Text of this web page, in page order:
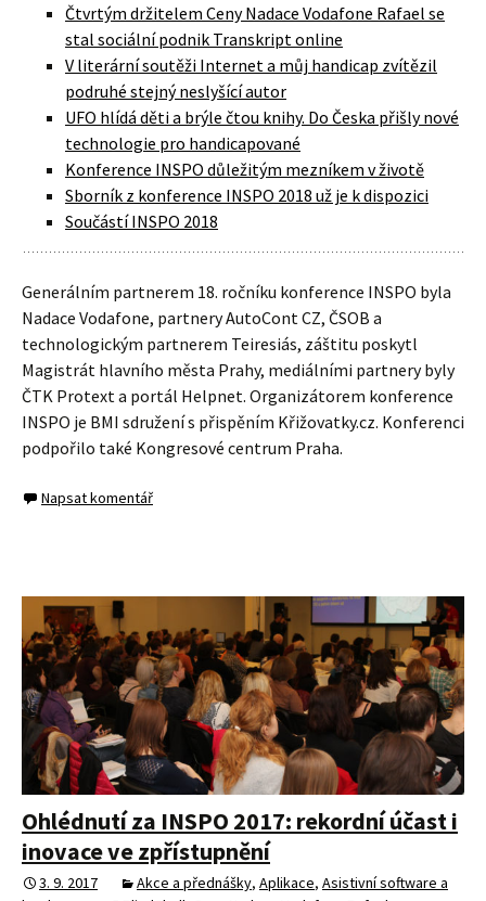
Čtvrtým držitelem Ceny Nadace Vodafone Rafael se
stal sociální podnik Transkript online
V literární soutěži Internet a můj handicap zvítězil
podruhé stejný neslyšící autor
UFO hlídá děti a brýle čtou knihy. Do Česka přišly nové
technologie pro handicapované
Konference INSPO důležitým mezníkem v životě
Sborník z konference INSPO 2018 už je k dispozici
Součástí INSPO 2018
Generálním partnerem 18. ročníku konference INSPO byla
Nadace Vodafone, partnery AutoCont CZ, ČSOB a
technologickým partnerem Teiresiás, záštitu poskytl
Magistrát hlavního města Prahy, mediálními partnery byly
ČTK Protext a portál Helpnet. Organizátorem konference
INSPO je BMI sdružení s přispěním Křižovatky.cz. Konferenci
podpořilo také Kongresové centrum Praha.
Napsat komentář
Ohlédnutí za INSPO 2017: rekordní účast i
inovace ve zpřístupnění
3. 9. 2017 Akce a přednášky, Aplikace, Asistivní software a